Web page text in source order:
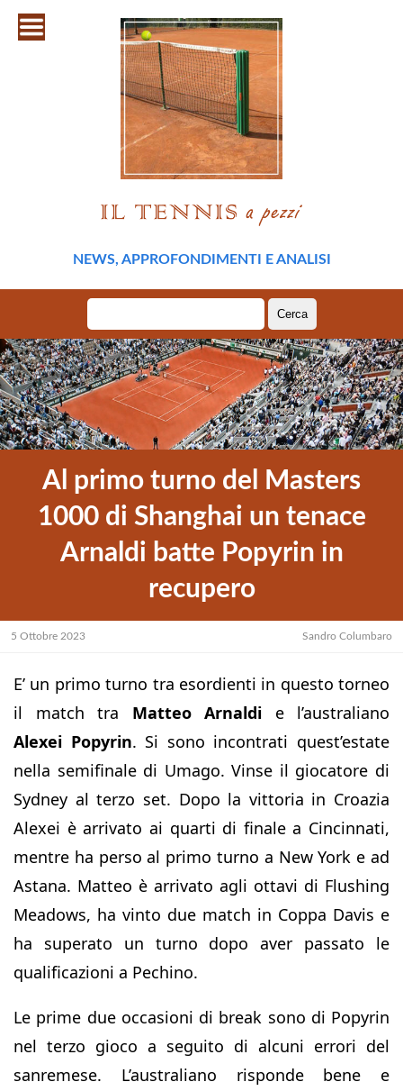
NEWS, APPROFONDIMENTI E ANALISI
per:
Al primo turno del Masters
1000 di Shanghai un tenace
Arnaldi batte Popyrin in
recupero
5 Ottobre 2023 Sandro Columbaro
E’ un primo turno tra esordienti in questo torneo
il match tra Matteo Arnaldi e l’australiano
Alexei Popyrin. Si sono incontrati quest’estate
nella semifinale di Umago. Vinse il giocatore di
Sydney al terzo set. Dopo la vittoria in Croazia
Alexei è arrivato ai quarti di finale a Cincinnati,
mentre ha perso al primo turno a New York e ad
Astana. Matteo è arrivato agli ottavi di Flushing
Meadows, ha vinto due match in Coppa Davis e
ha superato un turno dopo aver passato le
qualificazioni a Pechino.
Le prime due occasioni di break sono di Popyrin
nel terzo gioco a seguito di alcuni errori del
sanremese. L’australiano risponde bene e